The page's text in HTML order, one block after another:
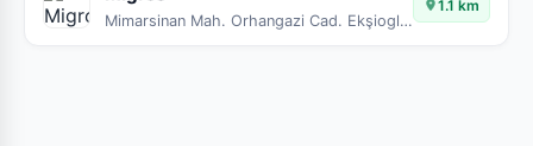
Mimarsinan Mah. Orhangazi Cad. Ekşioglu Beşyıldız
1.1 km